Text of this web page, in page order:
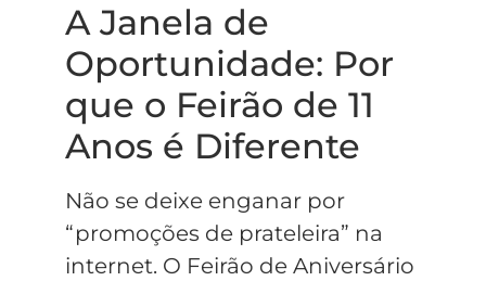
A Janela de
Oportunidade: Por
que o Feirão de 11
Anos é Diferente
Não se deixe enganar por
“promoções de prateleira” na
internet. O Feirão de Aniversário